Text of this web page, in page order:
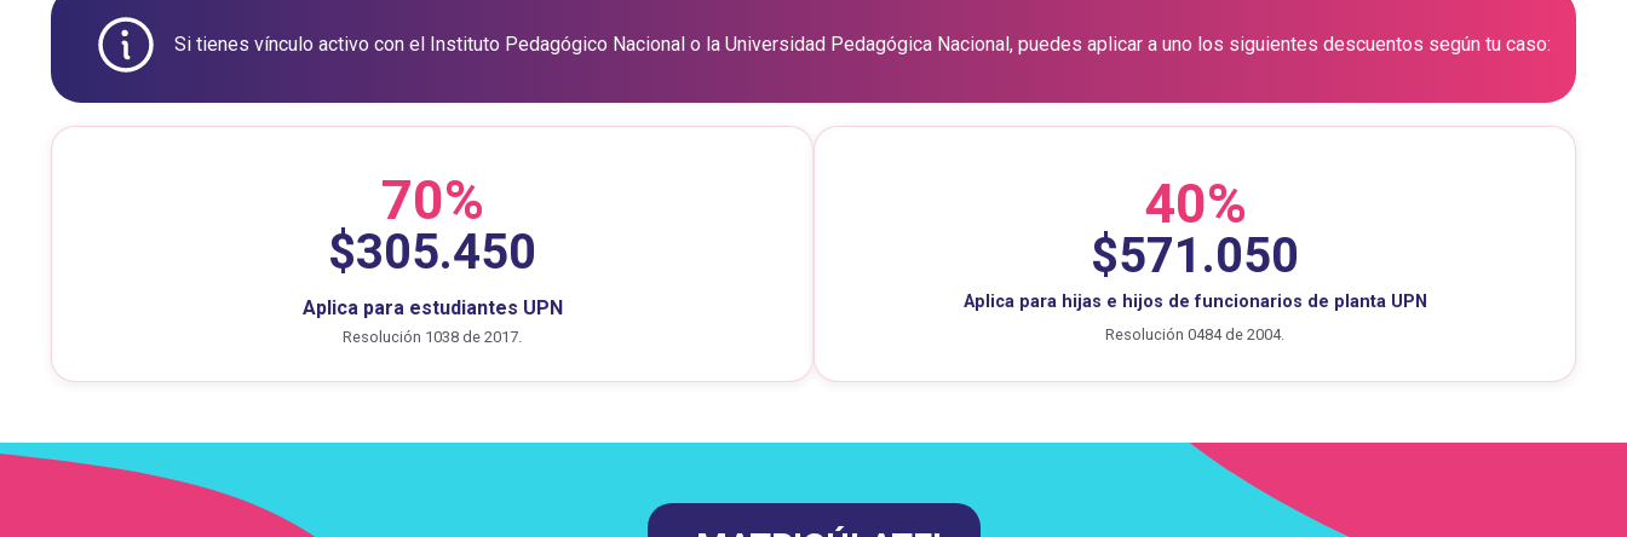
Si tienes vínculo activo con el Instituto Pedagógico Nacional o la Universidad Pedagógica Nacional, puedes aplicar a uno los siguientes descuentos según tu caso:
70%
$305.450
Aplica para estudiantes UPN
Resolución 1038 de 2017.
40%
$571.050
Aplica para hijas e hijos de funcionarios de planta UPN
Resolución 0484 de 2004.